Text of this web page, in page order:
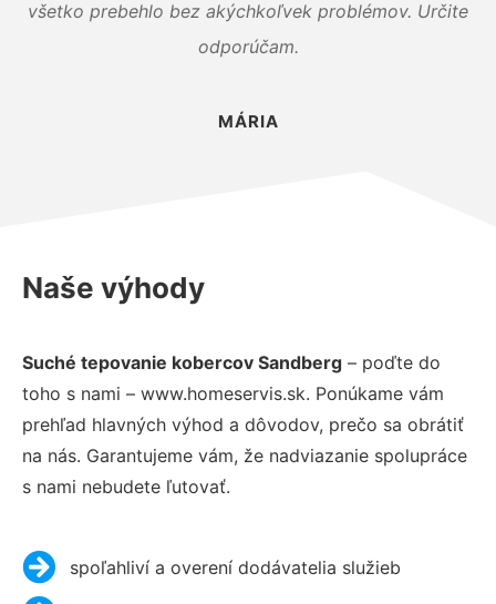
všetko prebehlo bez akýchkoľvek problémov. Určite
odporúčam.
MÁRIA
Naše výhody
Suché tepovanie kobercov Sandberg – poďte do
toho s nami – www.homeservis.sk. Ponúkame vám
prehľad hlavných výhod a dôvodov, prečo sa obrátiť
na nás. Garantujeme vám, že nadviazanie spolupráce
s nami nebudete ľutovať.
spoľahliví a overení dodávatelia služieb